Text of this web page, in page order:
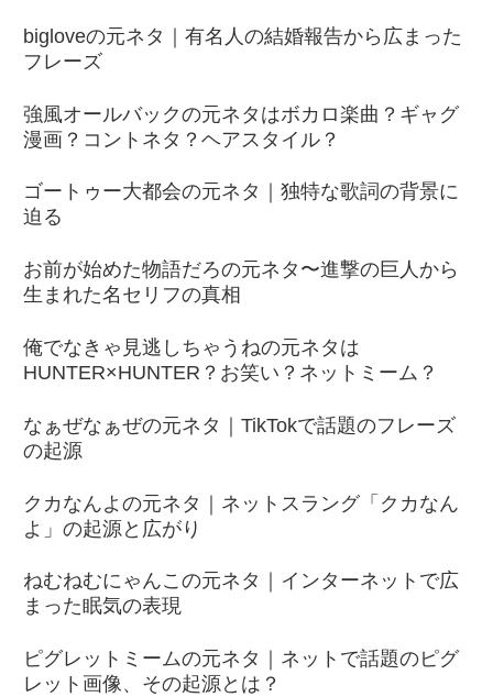
bigloveの元ネタ｜有名人の結婚報告から広まった
フレーズ
強風オールバックの元ネタはボカロ楽曲？ギャグ
漫画？コントネタ？ヘアスタイル？
ゴートゥー大都会の元ネタ｜独特な歌詞の背景に
迫る
お前が始めた物語だろの元ネタ〜進撃の巨人から
生まれた名セリフの真相
俺でなきゃ見逃しちゃうねの元ネタは
HUNTER×HUNTER？お笑い？ネットミーム？
なぁぜなぁぜの元ネタ｜TikTokで話題のフレーズ
の起源
クカなんよの元ネタ｜ネットスラング「クカなん
よ」の起源と広がり
ねむねむにゃんこの元ネタ｜インターネットで広
まった眠気の表現
ピグレットミームの元ネタ｜ネットで話題のピグ
レット画像、その起源とは？